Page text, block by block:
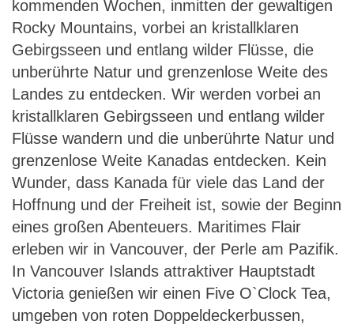
kommenden Wochen, inmitten der gewaltigen
Rocky Mountains, vorbei an kristallklaren
Gebirgsseen und entlang wilder Flüsse, die
unberührte Natur und grenzenlose Weite des
Landes zu entdecken. Wir werden vorbei an
kristallklaren Gebirgsseen und entlang wilder
Flüsse wandern und die unberührte Natur und
grenzenlose Weite Kanadas entdecken. Kein
Wunder, dass Kanada für viele das Land der
Hoffnung und der Freiheit ist, sowie der Beginn
eines großen Abenteuers. Maritimes Flair
erleben wir in Vancouver, der Perle am Pazifik.
In Vancouver Islands attraktiver Hauptstadt
Victoria genießen wir einen Five O`Clock Tea,
umgeben von roten Doppeldeckerbussen,